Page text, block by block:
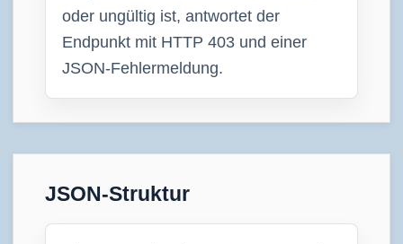
oder ungültig ist, antwortet der
Endpunkt mit HTTP 403 und einer
JSON-Fehlermeldung.
JSON-Struktur